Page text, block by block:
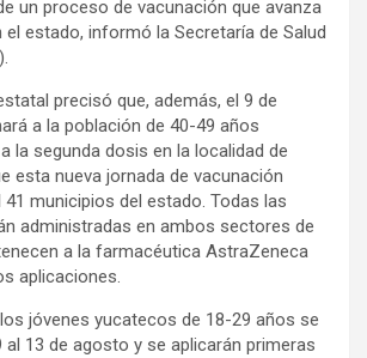
un proceso de vacunación que avanza
estado, informó la Secretaría de Salud
precisó que, además, el 9 de
a la población de 40-49 años
la segunda dosis en la localidad de
esta nueva jornada de vacunación
municipios del estado. Todas las
administradas en ambos sectores de
a la farmacéutica AstraZeneca
aplicaciones.
jóvenes yucatecos de 18-29 años se
al 13 de agosto y se aplicarán primeras